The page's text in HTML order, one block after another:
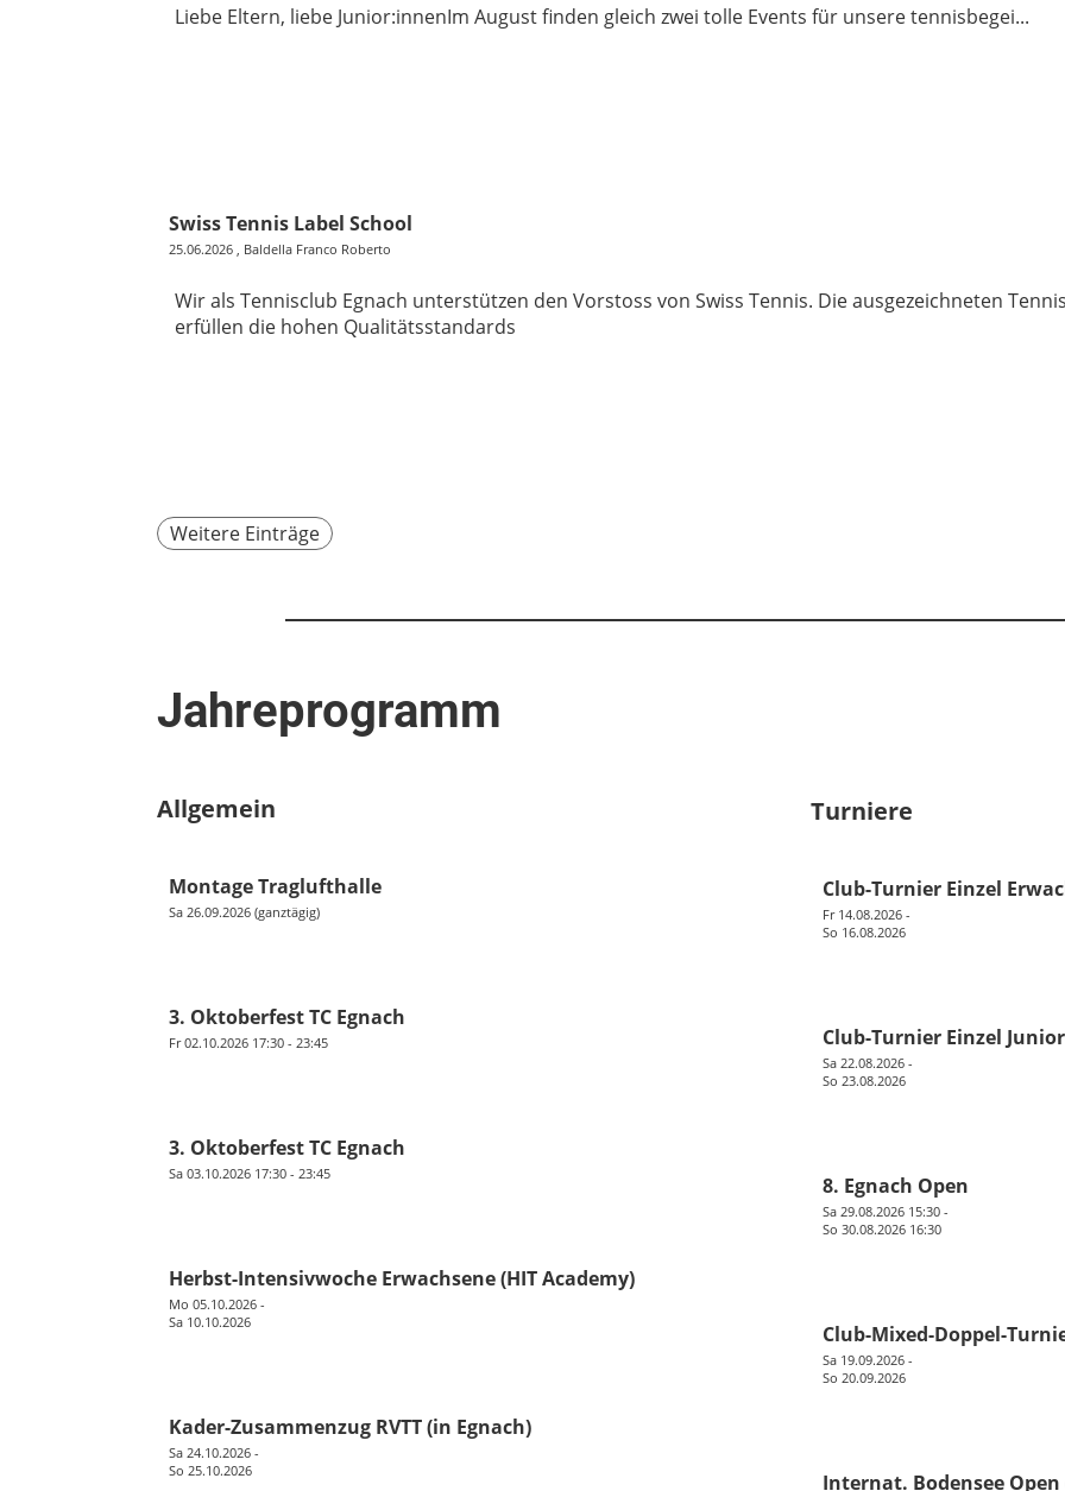
Liebe Eltern, liebe Junior:innenIm August finden gleich zwei tolle Events für unsere tennisbegei...
Swiss Tennis Label School
25.06.2026 , Baldella Franco Roberto
Wir als Tennisclub Egnach unterstützen den Vorstoss von Swiss Tennis. Die ausgezeichneten
erfüllen die hohen Qualitätsstandards
Weitere Einträge
Jahreprogramm
Allgemein
Montage Traglufthalle
Sa 26.09.2026 (ganztägig)
3. Oktoberfest TC Egnach
Fr 02.10.2026 17:30 - 23:45
3. Oktoberfest TC Egnach
Sa 03.10.2026 17:30 - 23:45
Herbst-Intensivwoche Erwachsene (HIT Academy)
Mo 05.10.2026 -
Sa 10.10.2026
Kader-Zusammenzug RVTT (in Egnach)
Sa 24.10.2026 -
So 25.10.2026
Turniere
Club-Turnier Einzel
Fr 14.08.2026 -
So 16.08.2026
Club-Turnier Einzel
Sa 22.08.2026 -
So 23.08.2026
8. Egnach Open
Sa 29.08.2026 15:30 -
So 30.08.2026 16:30
Club-Mixed-Doppel-
Sa 19.09.2026 -
So 20.09.2026
Internat. Bodensee